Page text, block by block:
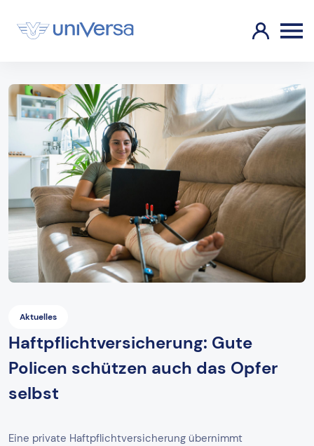
Aktuelles
Haftpflichtversicherung: Gute
Policen schützen auch das Opfer
selbst
Eine private Haftpflichtversicherung übernimmt